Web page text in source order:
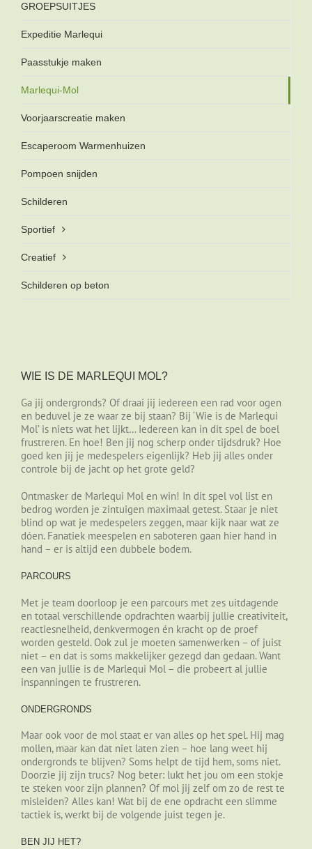
WIE IS DE MARLEQUI MOL?
Ga jij ondergronds? Of draai jij iedereen een rad voor ogen
en beduvel je ze waar ze bij staan? Bij ‘Wie is de Marlequi
Mol’ is niets wat het lijkt… Iedereen kan in dit spel de boel
frustreren. En hoe! Ben jij nog scherp onder tijdsdruk? Hoe
goed ken jij je medespelers eigenlijk? Heb jij alles onder
controle bij de jacht op het grote geld?
Ontmasker de Marlequi Mol en win! In dit spel vol list en
bedrog worden je zintuigen maximaal getest. Staar je niet
blind op wat je medespelers zeggen, maar kijk naar wat ze
dóen. Fanatiek meespelen en saboteren gaan hier hand in
hand – er is altijd een dubbele bodem.
PARCOURS
Met je team doorloop je een parcours met zes uitdagende
en totaal verschillende opdrachten waarbij jullie creativiteit,
reactiesnelheid, denkvermogen én kracht op de proef
worden gesteld. Ook zul je moeten samenwerken – of juist
niet – en dat is soms makkelijker gezegd dan gedaan. Want
een van jullie is de Marlequi Mol – die probeert al jullie
inspanningen te frustreren.
ONDERGRONDS
Maar ook voor de mol staat er van alles op het spel. Hij mag
mollen, maar kan dat niet laten zien – hoe lang weet hij
ondergronds te blijven? Soms helpt de tijd hem, soms niet.
Doorzie jij zijn trucs? Nog beter: lukt het jou om een stokje
te steken voor zijn plannen? Of mol jij zelf om zo de rest te
misleiden? Alles kan! Wat bij de ene opdracht een slimme
tactiek is, werkt bij de volgende juist tegen je.
BEN JIJ HET?
GROEPSUITJES
Expeditie Marlequi
Paasstukje maken
Marlequi-Mol
Voorjaarscreatie maken
Escaperoom Warmenhuizen
Pompoen snijden
Schilderen
Sportief
Creatief
Schilderen op beton